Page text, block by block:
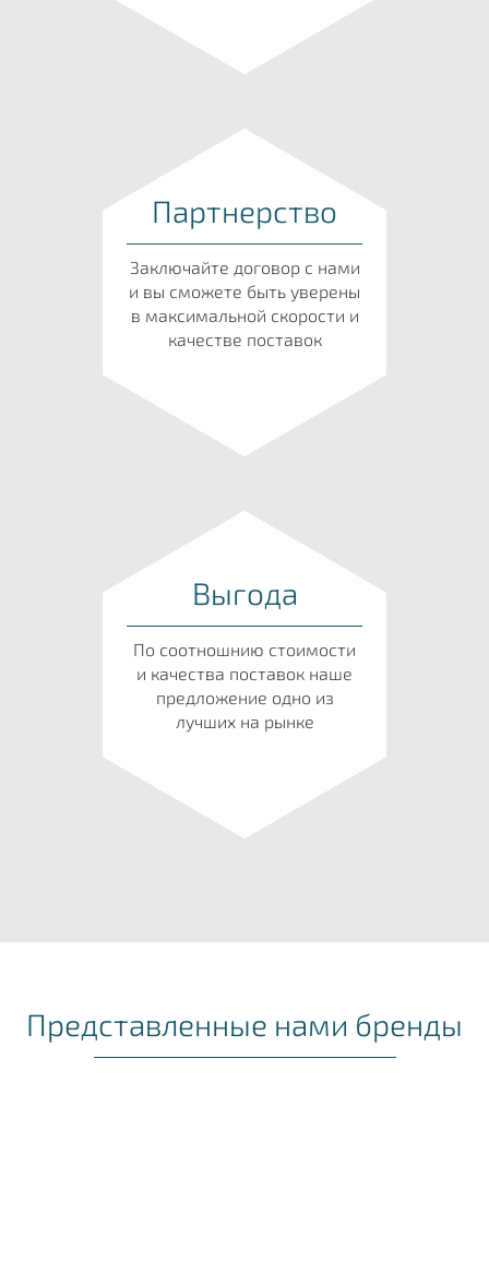
Партнерство
Заключайте договор с нами
и вы сможете быть уверены
в максимальной скорости и
качестве поставок
Выгода
По соотношнию стоимости
и качества поставок наше
предложение одно из
лучших на рынке
Представленные нами бренды